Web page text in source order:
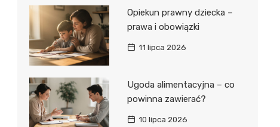
Opiekun prawny dziecka –
prawa i obowiązki
11 lipca 2026
Ugoda alimentacyjna – co
powinna zawierać?
10 lipca 2026